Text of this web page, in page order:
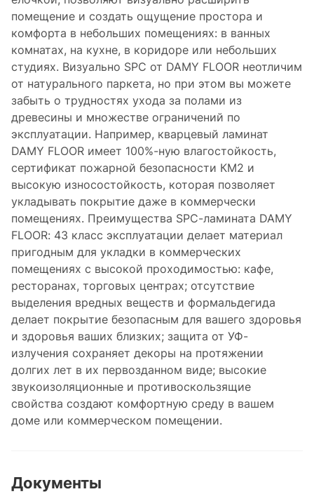
помещение и создать ощущение простора и
комфорта в небольших помещениях: в ванных
комнатах, на кухне, в коридоре или небольших
студиях. Визуально SPC от DAMY FLOOR неотличим
от натурального паркета, но при этом вы можете
забыть о трудностях ухода за полами из
древесины и множестве ограничений по
эксплуатации. Например, кварцевый ламинат
DAMY FLOOR имеет 100%-ную влагостойкость,
сертификат пожарной безопасности КМ2 и
высокую износостойкость, которая позволяет
укладывать покрытие даже в коммерчески
помещениях. Преимущества SPC-ламината DAMY
FLOOR: 43 класс эксплуатации делает материал
пригодным для укладки в коммерческих
помещениях с высокой проходимостью: кафе,
ресторанах, торговых центрах; отсутствие
выделения вредных веществ и формальдегида
делает покрытие безопасным для вашего здоровья
и здоровья ваших близких; защита от УФ-
излучения сохраняет декоры на протяжении
долгих лет в их первозданном виде; высокие
звукоизоляционные и противоскользящие
свойства создают комфортную среду в вашем
доме или коммерческом помещении.
Документы